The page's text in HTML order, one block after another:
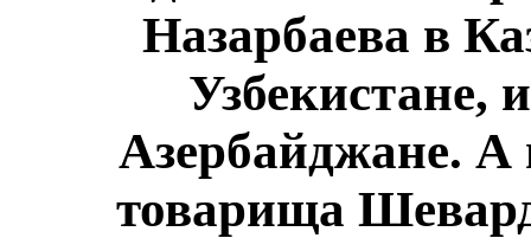
Назарбаева в
Узбекистане,
Азербайджане. А
товарища